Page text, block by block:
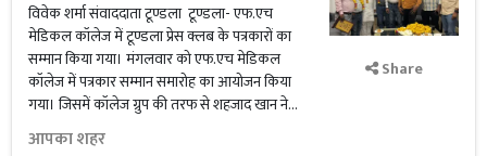
विवेक शर्मा संवाददाता टूण्डला टूण्डला- एफ.एच
मेडिकल कॉलेज में टूण्डला प्रेस क्लब के पत्रकारों का
सम्मान किया गया। मंगलवार को एफ.एच मेडिकल
कॉलेज में पत्रकार सम्मान समारोह का आयोजन किया
गया। जिसमें कॉलेज ग्रुप की तरफ से शहजाद खान ने...
आपका शहर
Share